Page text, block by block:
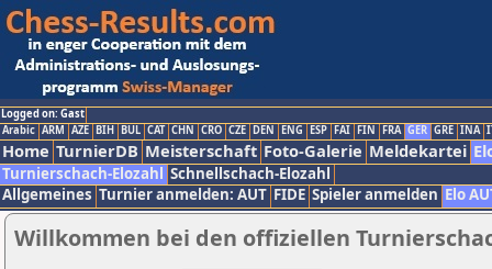
Logged on: Gast
Arabic ARM AZE BIH BUL CAT CHN CRO CZE DEN ENG ESP FAI FIN FRA GER GRE INA
Home TurnierDB Meisterschaft Foto-Galerie Meldekartei
Turnierschach-Elozahl Schnellschach-Elozahl
Allgemeines Turnier anmelden: AUT FIDE Spieler anmelden Elo
Willkommen bei den offiziellen